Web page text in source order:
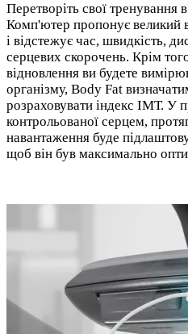
Перетворіть свої тренування
Комп'ютер пропонує великий
і відстежує час, швидкість,
серцевих скорочень. Крім
відновлення ви будете
організму, Body Fat
розраховувати індекс ІМТ. У
контрольованої серцем,
навантаження буде
щоб він був максимально